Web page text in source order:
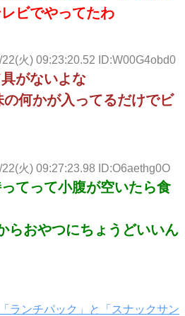
ビでやってたわ
火) 09:23:20.52 ID:W00G4obd0
がないよな
何かが入ってるだけでビ
火) 09:27:23.98 ID:O6aethg0O
てって小腹が空いたら食
らおやつにちょうどいいん
ランチパック」と「スナックサン